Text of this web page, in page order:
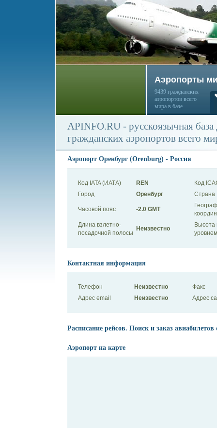
Аэропорты
9439 гражданских
аэропортов всего
мира в базе
APINFO.RU - русскоязычная
гражданских аэропортов всего
Аэропорт Оренбург (Orenburg) - Россия
Код IATA (ИАТА) REN
Код
Город
Оренбург Страна
Часовой пояс -2.0 GMT
Длина взлетно-
посадочной полосы
Неизвестно
Высота
Контактная информация
Телефон Неизвестно
Факс
Адрес email
Неизвестно Адрес
Расписание рейсов. Поиск и заказ авиабилетов
Аэропорт на карте